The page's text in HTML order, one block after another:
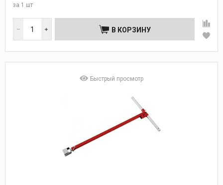
за 1 шт
В КОРЗИНУ
Быстрый просмотр